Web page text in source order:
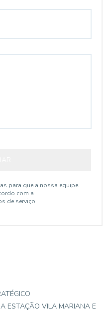
para que a nossa equipe
com a
de serviço
ESTAÇÃO VILA MARIANA E